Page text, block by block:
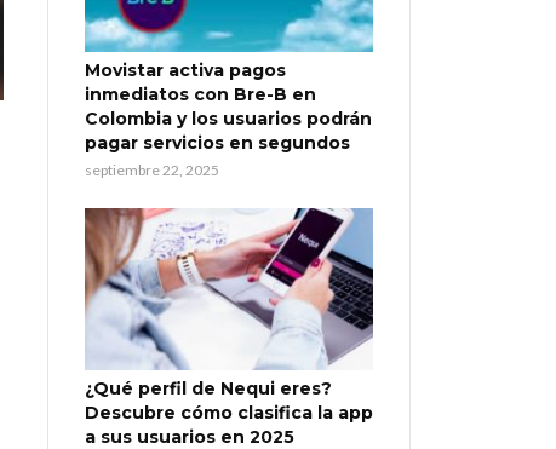
Movistar activa pagos
inmediatos con Bre-B en
Colombia y los usuarios podrán
pagar servicios en segundos
septiembre 22, 2025
¿Qué perfil de Nequi eres?
Descubre cómo clasifica la app
a sus usuarios en 2025